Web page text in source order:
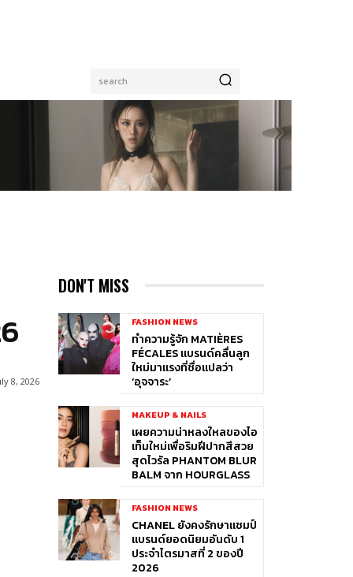
search
8, 2026
DON'T MISS
FASHION NEWS
ทำความรู้จัก MATIÈRES
FÉCALES แบรนด์คลื่นลูก
ใหม่มาแรงที่ชื่อแปลว่า
‘อุจจาระ’
MAKEUP & NAILS
เผยความน่าหลงใหลของไอ
เท็มใหม่เพื่อริมฝีปากสีสวย
สุดไวรัล PHANTOM BLUR
BALM จาก HOURGLASS
FASHION NEWS
CHANEL ยังคงรักษาแชมป์
แบรนด์ยอดนิยมอันดับ 1
ประจำไตรมาสที่ 2 ของปี
2026